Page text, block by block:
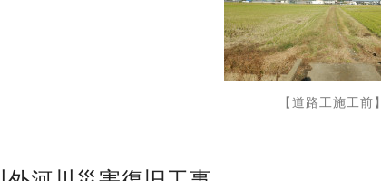
【道路工施工前】